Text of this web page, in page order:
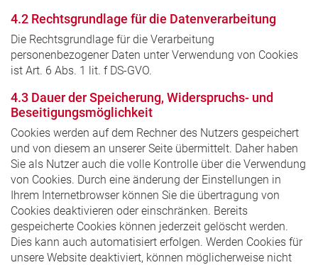
4.2 Rechtsgrundlage für die Datenverarbeitung
Die Rechtsgrundlage für die Verarbeitung
personenbezogener Daten unter Verwendung von Cookies
ist Art. 6 Abs. 1 lit. f DS-GVO.
4.3 Dauer der Speicherung, Widerspruchs- und
Beseitigungsmöglichkeit
Cookies werden auf dem Rechner des Nutzers gespeichert
und von diesem an unserer Seite übermittelt. Daher haben
Sie als Nutzer auch die volle Kontrolle über die Verwendung
von Cookies. Durch eine änderung der Einstellungen in
Ihrem Internetbrowser können Sie die übertragung von
Cookies deaktivieren oder einschränken. Bereits
gespeicherte Cookies können jederzeit gelöscht werden.
Dies kann auch automatisiert erfolgen. Werden Cookies für
unsere Website deaktiviert, können möglicherweise nicht